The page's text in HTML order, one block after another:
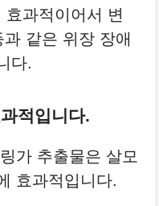
과적이어서 변
같은 위장 장애
다.
적입니다.
가 추출물은 살모
효과적입니다.